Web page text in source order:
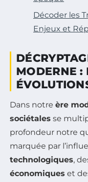
Décoder les
Enjeux et
MODERNE :
Dans notre ère
sociétales se
profondeur notre
marquée par
technologiques,
économiques et